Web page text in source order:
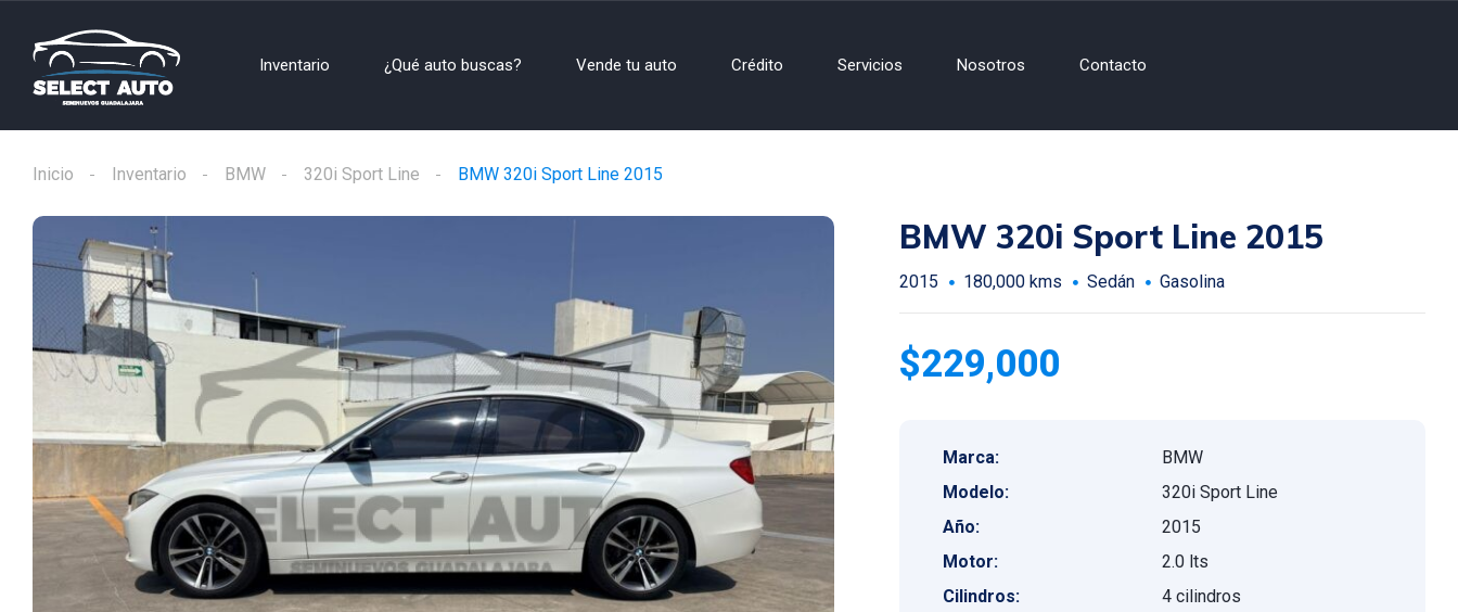
Inventario ¿Qué auto buscas? Vende tu auto Crédito Servicios Nosotros Contacto
Inicio Inventario BMW 320i Sport Line BMW 320i Sport Line 2015
BMW 320i Sport Line 2015
2015 180,000 kms Sedán Gasolina
$229,000
Marca:
BMW
Modelo:
320i Sport Line
Año:
2015
Motor:
2.0 lts
Cilindros:
4 cilindros